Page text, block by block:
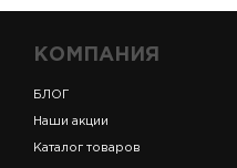
КОМПАНИЯ
БЛОГ
Наши акции
Каталог товаров